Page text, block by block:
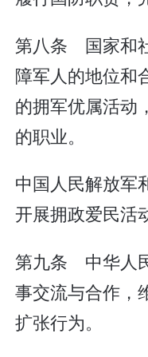
第八条 国家和
障军人的地位和
的拥军优属活动
的职业。
中国人民解放军
开展拥政爱民活
第九条 中华人
事交流与合作，
扩张行为。